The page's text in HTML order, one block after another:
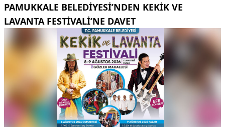
PAMUKKALE BELEDIYESI’NDEN KEKIK VE
LAVANTA FESTIVALI’NE DAVET